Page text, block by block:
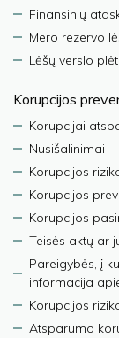
Finansinių
Mero rezervo
Lėšų verslo
Korupcijos
Korupcijai
Nusišalinimai
Korupcijos
Korupcijos
Korupcijos
Teisės aktų ar
Pareigybės, į
informacija
Korupcijos
Atsparumo